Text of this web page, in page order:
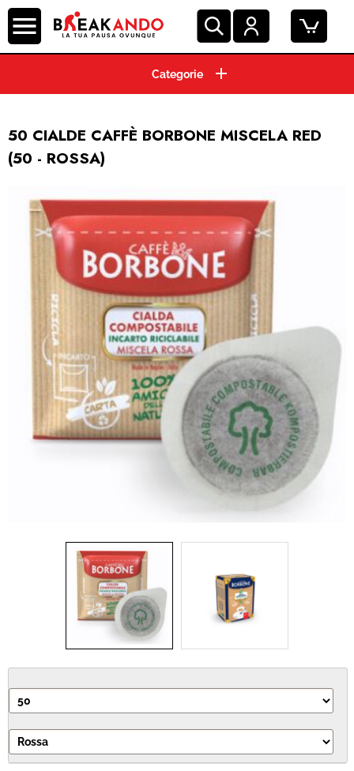
CIALDE ESE 44 MM
MACCHINE ESPRESSO
BEVANDE E SOLUBILI
PRODOTTI HO.RE.CA.
ACCESSORI
IDEA REGALO
RICAMBI
SNACK & BIBITE
CANCELLERIA
NOVITÀ
50 CIALDE CAFFÈ BORBONE MISCELA RED
(50 - ROSSA)